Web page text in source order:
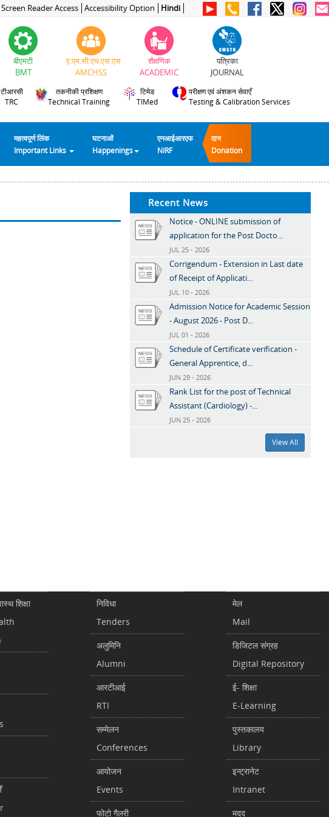
Screen Reader Access Accessibility Option Hindi
बीएमटी
BMT
ए.एम.सी.एच.एस.एस
AMCHSS
शैक्षणिक
ACADEMIC
पत्रिका
JOURNAL
टीआरसी
TRC
तकनीकी प्रशिक्षण
Technical Training
टिमेड
TIMed
परीक्षण एवं अंशकन सेवाएँ
Testing & Calibration Services
महत्वपूर्ण लिंक
Important Links
घटनाओं
Happenings
एनआईआरएफ
NIRF
दान
Donation
Recent News
Notice - ONLINE submission of
application for the Post Docto...
JUL 25 - 2026
Corrigendum - Extension in Last date
of Receipt of Applicati...
JUL 10 - 2026
Admission Notice for Academic Session
- August 2026 - Post D...
JUL 01 - 2026
Schedule of Certificate verification -
General Apprentice, d...
JUN 29 - 2026
Rank List for the post of Technical
Assistant (Cardiology) -...
JUN 25 - 2026
View All
शिक्षा
निविधा
Tenders
अलुमिनि
Alumni
आरटीआई
RTI
सम्मेलन
Conferences
आयोजन
Events
फोटो गैलरी
मेल
Mail
डिजिटल संग्रह
Digital Repository
ई- शिक्षा
E-Learning
पुस्तकालय
Library
इन्ट्रानेट
Intranet
मदद